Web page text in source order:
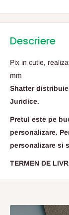
Descriere
Pix in cutie,
mm
Shatter
Juridice.
Pretul este pe
personalizare.
personalizare si
TERMEN DE